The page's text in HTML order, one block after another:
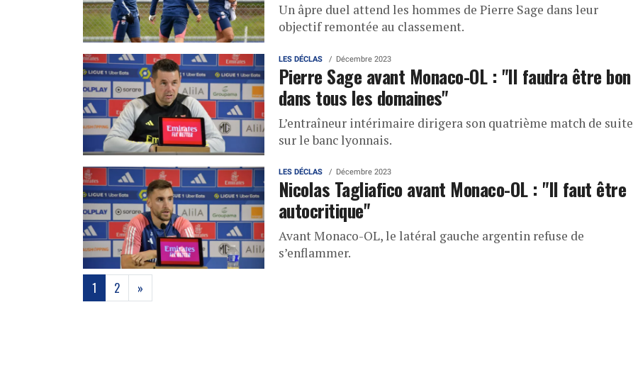
Un âpre duel attend les hommes de Pierre Sage dans leur
objectif remontée au classement.
LES DÉCLAS Décembre 2023
Pierre Sage avant Monaco-OL : "Il faudra être bon
dans tous les domaines"
L’entraîneur intérimaire dirigera son quatrième match de suite
sur le banc lyonnais.
LES DÉCLAS Décembre 2023
Nicolas Tagliafico avant Monaco-OL : "Il faut être
autocritique"
Avant Monaco-OL, le latéral gauche argentin refuse de
s’enflammer.
1 (current)
2 »